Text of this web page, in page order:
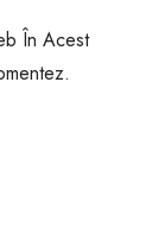
În Acest